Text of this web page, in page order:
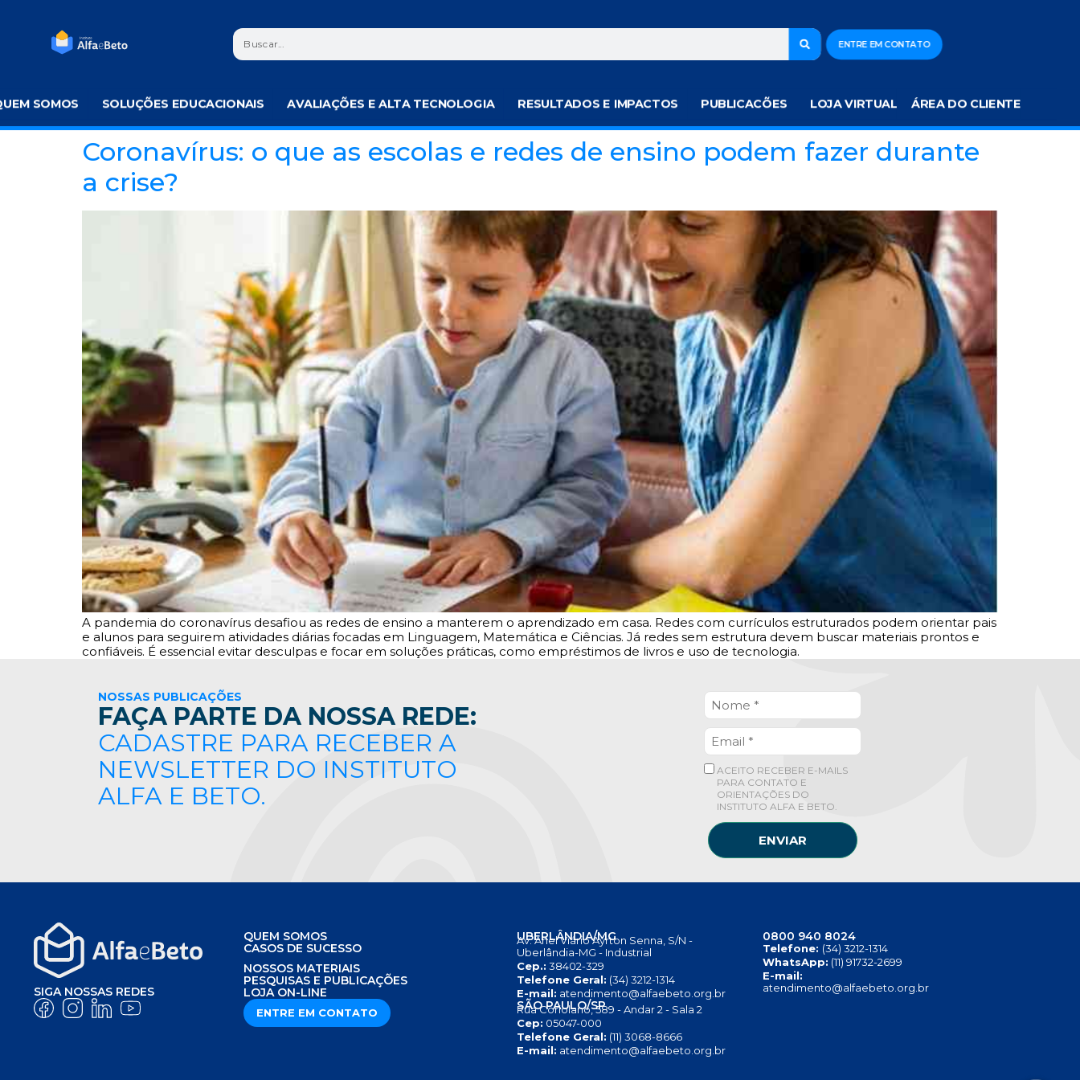
ENTRE EM CONTATO
SOMOS SOLUÇÕES EDUCACIONAIS AVALIAÇÕES E ALTA TECNOLOGIA RESULTADOS E IMPACTOS PUBLICACÕES LOJA VIRTUAL ÁREA DO CLIENTE
Coronavírus: o que as escolas e redes de ensino podem fazer durante
a crise?
A pandemia do coronavírus desafiou as redes de ensino a manterem o aprendizado em casa. Redes com currículos estruturados podem orientar pais
e alunos para seguirem atividades diárias focadas em Linguagem, Matemática e Ciências. Já redes sem estrutura devem buscar materiais prontos e
confiáveis. É essencial evitar desculpas e focar em soluções práticas, como empréstimos de livros e uso de tecnologia.
NOSSAS PUBLICAÇÕES
FAÇA PARTE DA NOSSA REDE:
CADASTRE PARA RECEBER A
NEWSLETTER DO INSTITUTO
ALFA E BETO.
ACEITO RECEBER E-MAILS
PARA CONTATO E
ORIENTAÇÕES DO
INSTITUTO ALFA E BETO.
ENVIAR
SIGA NOSSAS REDES
QUEM SOMOS
CASOS DE SUCESSO
NOSSOS MATERIAIS
PESQUISAS E PUBLICAÇÕES
LOJA ON-LINE
ENTRE EM CONTATO
UBERLÂNDIA/MG
Av. Anel Viário Ayrton Senna, S/N -
Uberlândia-MG - Industrial
Cep.: 38402-329
Telefone Geral: (34) 3212-1314
E-mail: atendimento@alfaebeto.org.br
SÃO PAULO/SP
Rua Coriolano, 589 - Andar 2 - Sala 2
Cep: 05047-000
Telefone Geral: (11) 3068-8666
E-mail: atendimento@alfaebeto.org.br
0800 940 8024
Telefone: (34) 3212-1314
WhatsApp: (11) 91732-2699
E-mail:
atendimento@alfaebeto.org.br